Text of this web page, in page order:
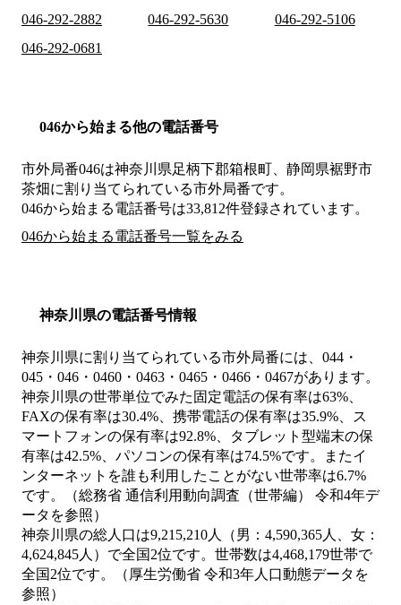
046-292-2882
046-292-5630
046-292-5106
046-292-0681
046から始まる他の電話番号
市外局番046は神奈川県足柄下郡箱根町、静岡県裾野市
茶畑に割り当てられている市外局番です。
046から始まる電話番号は33,812件登録されています。
046から始まる電話番号一覧をみる
神奈川県の電話番号情報
神奈川県に割り当てられている市外局番には、044・
045・046・0460・0463・0465・0466・0467があります。
神奈川県の世帯単位でみた固定電話の保有率は63%、
FAXの保有率は30.4%、携帯電話の保有率は35.9%、ス
マートフォンの保有率は92.8%、タブレット型端末の保
有率は42.5%、パソコンの保有率は74.5%です。またイ
ンターネットを誰も利用したことがない世帯率は6.7%
です。（総務省 通信利用動向調査（世帯編） 令和4年デ
ータを参照）
神奈川県の総人口は9,215,210人（男：4,590,365人、女：
4,624,845人）で全国2位です。世帯数は4,468,179世帯で
全国2位です。（厚生労働省 令和3年人口動態データを
参照）